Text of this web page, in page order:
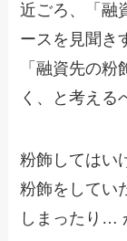
近ごろ、「融
ースを見聞き
「融資先の
く、と考える
粉飾してはい
粉飾をしてい
しまったり…